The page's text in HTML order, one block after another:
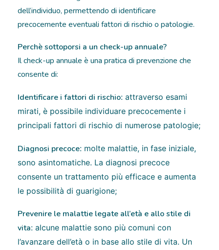
dell’individuo, permettendo di identificare
precocemente eventuali fattori di rischio o patologie.
Perchè sottoporsi a un check-up annuale?
Il check-up annuale è una pratica di prevenzione che
consente di:
Identificare i fattori di rischio: attraverso esami
mirati, è possibile individuare precocemente i
principali fattori di rischio di numerose patologie;
Diagnosi precoce: molte malattie, in fase iniziale,
sono asintomatiche. La diagnosi precoce
consente un trattamento più efficace e aumenta
le possibilità di guarigione;
Prevenire le malattie legate all’età e allo stile di
vita: alcune malattie sono più comuni con
l’avanzare dell’età o in base allo stile di vita. Un